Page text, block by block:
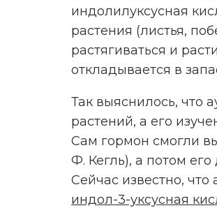
индолилуксусная
растения (листья,
растягиваться и
откладывается в
Так выяснилось, что
растений, а его
Сам гормон смогли
Ф. Кегль), а потом
Сейчас известно,
индол-3-уксусная